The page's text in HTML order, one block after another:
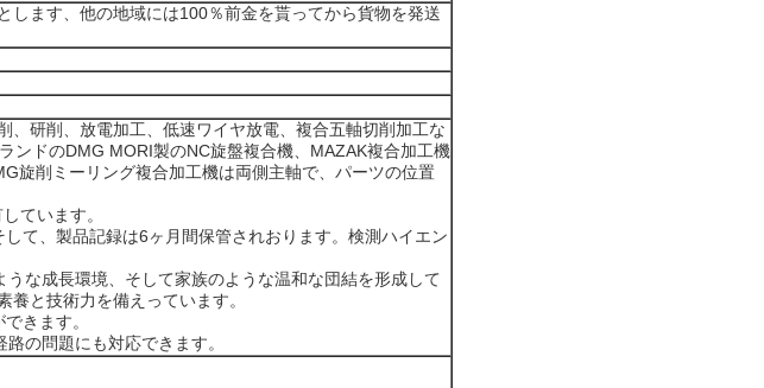
します、他の地域には100％前金を貰ってから貨物を発送
研削、放電加工、低速ワイヤ放電、複合五軸切削加工な
ンドのDMG MORI製のNC旋盤複合機、MAZAK複合加工機
旋削ミーリング複合加工機は両側主軸で、パーツの位置
ています。
て、製品記録は6ヶ月間保管されおります。検測ハイエン
な成長環境、そして家族のような温和な団結を形成して
と技術力を備えっています。
きます。
の問題にも対応できます。